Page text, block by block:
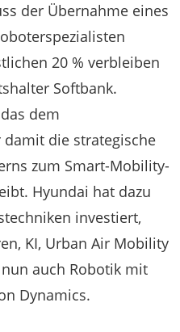
der Übernahme eines
20 % verbleiben
Softbank.
dem
die strategische
zum Smart-Mobility-
Hyundai hat dazu
investiert,
KI, Urban Air Mobility
auch Robotik mit
Dynamics.